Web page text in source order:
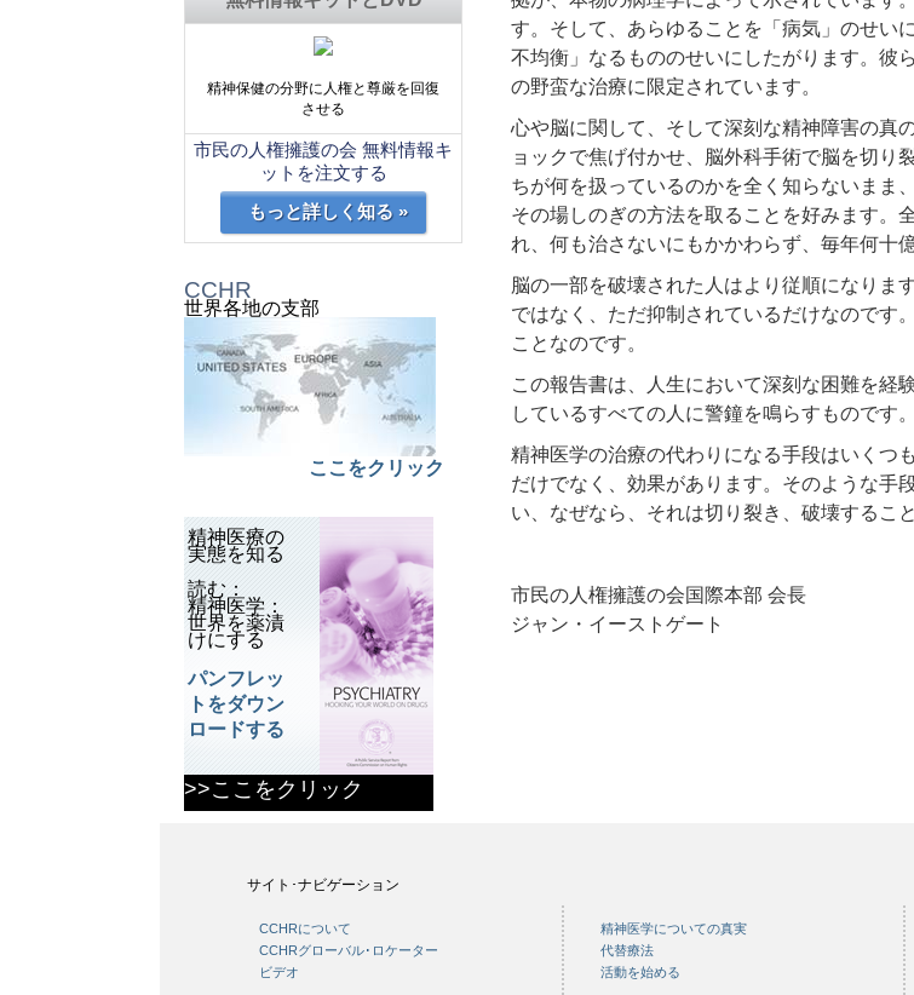
す。そして、あらゆることを「病気」のせい
不均衡」なるもののせいにしたがります。彼
の野蛮な治療に限定されています。
心や脳に関して、そして深刻な精神障害の真
ョックで焦げ付かせ、脳外科手術で脳を切り
ちが何を扱っているのかを全く知らないまま
その場しのぎの方法を取ることを好みます。
れ、何も治さないにもかかわらず、毎年何十
脳の一部を破壊された人はより従順になりま
ではなく、ただ抑制されているだけなのです
ことなのです。
この報告書は、人生において深刻な困難を経
しているすべての人に警鐘を鳴らすものです。
精神医学の治療の代わりになる手段はいくつ
だけでなく、効果があります。そのような手
い、なぜなら、それは切り裂き、破壊するこ
市民の人権擁護の会国際本部 会長
ジャン・イーストゲート
精神保健の分野に人権と尊厳を回復
させる
市民の人権擁護の会 無料情報キ
ットを注文する
もっと詳しく知る »
CCHR
世界各地の支部
ここをクリック
精神医療の
実態を知る
読む：
精神医学：
世界を薬漬
けにする
パンフレッ
トをダウン
ロードする
>>ここをクリック
サイト･ナビゲーション
CCHRについて
CCHRグローバル･ロケーター
ビデオ
精神医学についての真実
代替療法
活動を始める